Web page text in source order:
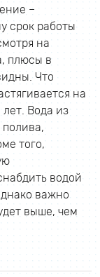
–
срок работы
на
плюсы в
Что
на
Вода из
того,
водой
важно
выше, чем